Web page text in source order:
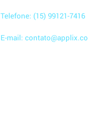
Telefone: (15) 99121-7416
E-mail: